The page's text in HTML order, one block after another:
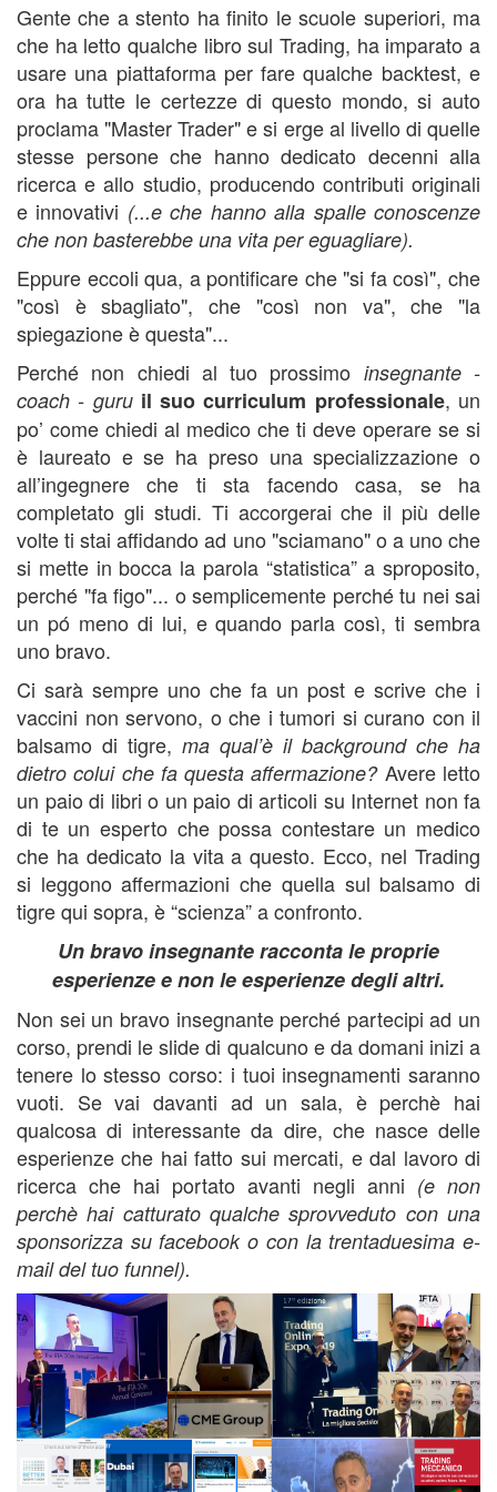
Gente che a stento ha finito le scuole superiori, ma
che ha letto qualche libro sul Trading, ha imparato a
usare una piattaforma per fare qualche backtest, e
ora ha tutte le certezze di questo mondo, si auto
proclama "Master Trader" e si erge al livello di quelle
stesse persone che hanno dedicato decenni alla
ricerca e allo studio, producendo contributi originali
e innovativi (...e che hanno alla spalle conoscenze
che non basterebbe una vita per eguagliare).
Eppure eccoli qua, a pontificare che "si fa così", che
"così è sbagliato", che "così non va", che "la
spiegazione è questa"...
Perché non chiedi al tuo prossimo insegnante -
coach - guru il suo curriculum professionale, un
po’ come chiedi al medico che ti deve operare se si
è laureato e se ha preso una specializzazione o
all’ingegnere che ti sta facendo casa, se ha
completato gli studi. Ti accorgerai che il più delle
volte ti stai affidando ad uno "sciamano" o a uno che
si mette in bocca la parola “statistica” a sproposito,
perché "fa figo"... o semplicemente perché tu nei sai
un pó meno di lui, e quando parla così, ti sembra
uno bravo.
Ci sarà sempre uno che fa un post e scrive che i
vaccini non servono, o che i tumori si curano con il
balsamo di tigre, ma qual’è il background che ha
dietro colui che fa questa affermazione?Avere letto
un paio di libri o un paio di articoli su Internet non fa
di te un esperto che possa contestare un medico
che ha dedicato la vita a questo. Ecco, nel Trading
si leggono affermazioni che quella sul balsamo di
tigre qui sopra, è “scienza” a confronto.
Un bravo insegnante racconta le proprie
esperienze e non le esperienze degli altri.
Non sei un bravo insegnante perché partecipi ad un
corso, prendi le slide di qualcuno e da domani inizi a
tenere lo stesso corso: i tuoi insegnamenti saranno
vuoti. Se vai davanti ad un sala, è perchè hai
qualcosa di interessante da dire, che nasce delle
esperienze che hai fatto sui mercati, e dal lavoro di
ricerca che hai portato avanti negli anni (e non
perchè hai catturato qualche sprovveduto con una
sponsorizza su facebook o con la trentaduesima e-
mail del tuo funnel).